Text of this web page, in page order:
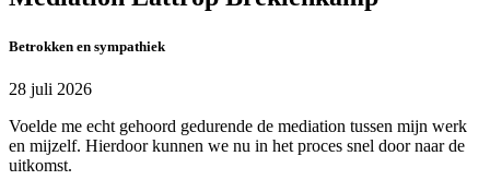
Betrokken en sympathiek
28 juli 2026
Voelde me echt gehoord gedurende de mediation tussen mijn werk
en mijzelf. Hierdoor kunnen we nu in het proces snel door naar de
uitkomst.